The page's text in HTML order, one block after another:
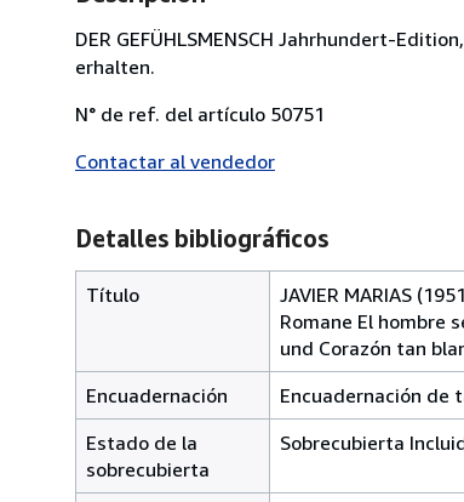
DER GEFÜHLSMENSCH Jahrhundert-
erhalten.
N° de ref. del artículo 50751
Contactar al vendedor
Detalles bibliográficos
Título
JAVIER MARIAS
Romane El hombre
und Corazón tan
Encuadernación
Encuadernación de
Estado de la
sobrecubierta
Sobrecubierta